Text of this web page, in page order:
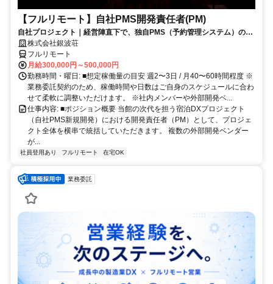
【フルリモート】自社PMS開発責任者(PM)
自社プロジェクト｜経営陣直下で、独自PMS（予約管理システム）の新
規開発を統括
株式会社銀波荘
フルリモート
月給300,000円～500,000円
勤務時間・曜日: ■想定稼働量の目安 週2〜3日 / 月40〜60時間程度 ※
業務委託契約のため、稼働時間や日数はご自身のスケジュールに合わ
せて柔軟に調整いただけます。 ※社内メンバーや外部開発ベ...
仕事内容: ■ポジション概要 当館の次代を担う宿泊DXプロジェクト
（自社PMS新規開発）における開発責任者（PM）として、プロジェ
クト全体を横串で統括していただきます。 複数の外部開発ベンダー
が...
社員登用あり フルリモート 在宅OK
業務委託